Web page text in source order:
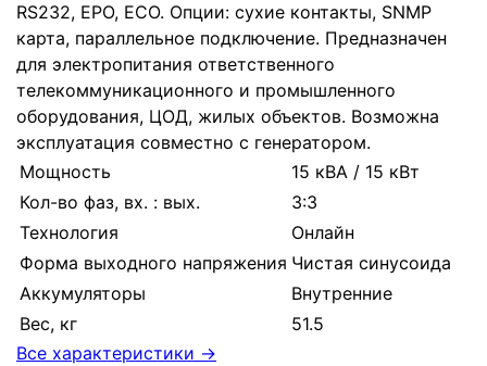
RS232, EPO, ECO. Опции: сухие контакты, SNMP
карта, параллельное подключение. Предназначен
для электропитания ответственного
телекоммуникационного и промышленного
оборудования, ЦОД, жилых объектов. Возможна
эксплуатация совместно с генератором.
Мощность
15 кВА / 15 кВт
Кол-во фаз, вх. : вых.
3:3
Технология
Онлайн
Форма выходного напряжения Чистая синусоида
Аккумуляторы
Внутренние
Вес, кг
51.5
Все характеристики →